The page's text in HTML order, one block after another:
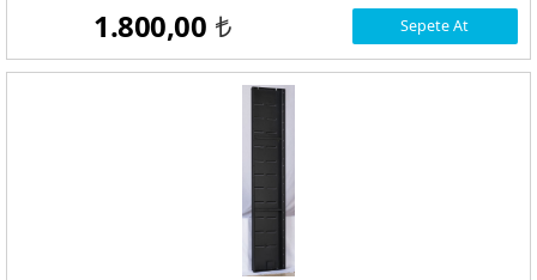
1.800,00 t Sepete At